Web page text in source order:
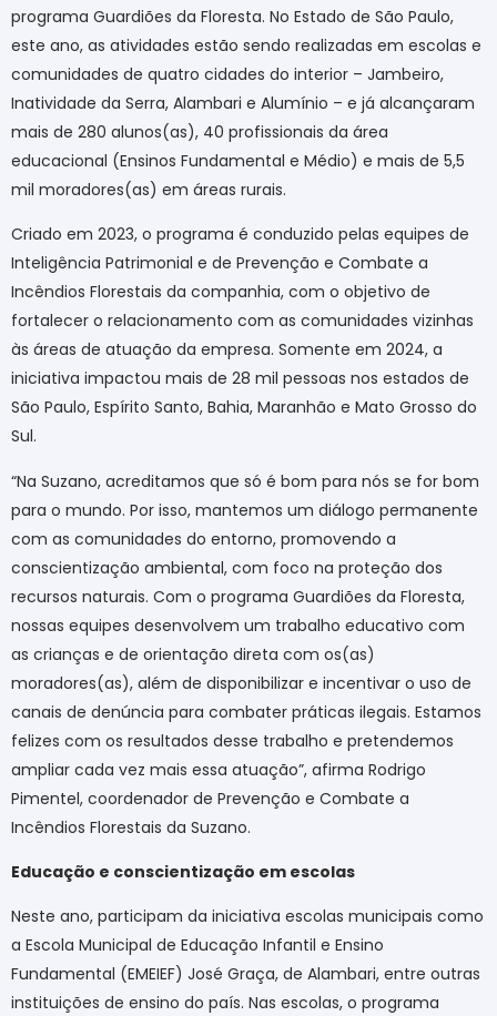
programa Guardiões da Floresta. No Estado de São Paulo,
este ano, as atividades estão sendo realizadas em escolas e
comunidades de quatro cidades do interior – Jambeiro,
Inatividade da Serra, Alambari e Alumínio – e já alcançaram
mais de 280 alunos(as), 40 profissionais da área
educacional (Ensinos Fundamental e Médio) e mais de 5,5
mil moradores(as) em áreas rurais.
Criado em 2023, o programa é conduzido pelas equipes de
Inteligência Patrimonial e de Prevenção e Combate a
Incêndios Florestais da companhia, com o objetivo de
fortalecer o relacionamento com as comunidades vizinhas
às áreas de atuação da empresa. Somente em 2024, a
iniciativa impactou mais de 28 mil pessoas nos estados de
São Paulo, Espírito Santo, Bahia, Maranhão e Mato Grosso do
Sul.
“Na Suzano, acreditamos que só é bom para nós se for bom
para o mundo. Por isso, mantemos um diálogo permanente
com as comunidades do entorno, promovendo a
conscientização ambiental, com foco na proteção dos
recursos naturais. Com o programa Guardiões da Floresta,
nossas equipes desenvolvem um trabalho educativo com
as crianças e de orientação direta com os(as)
moradores(as), além de disponibilizar e incentivar o uso de
canais de denúncia para combater práticas ilegais. Estamos
felizes com os resultados desse trabalho e pretendemos
ampliar cada vez mais essa atuação”, afirma Rodrigo
Pimentel, coordenador de Prevenção e Combate a
Incêndios Florestais da Suzano.
Educação e conscientização em escolas
Neste ano, participam da iniciativa escolas municipais como
a Escola Municipal de Educação Infantil e Ensino
Fundamental (EMEIEF) José Graça, de Alambari, entre outras
instituições de ensino do país. Nas escolas, o programa